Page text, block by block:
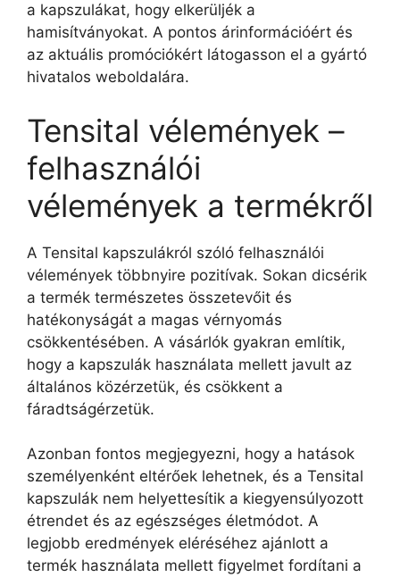
a kapszulákat, hogy elkerüljék a
hamisítványokat. A pontos árinformációért és
az aktuális promóciókért látogasson el a gyártó
hivatalos weboldalára.
Tensital vélemények –
felhasználói
vélemények a termékről
A Tensital kapszulákról szóló felhasználói
vélemények többnyire pozitívak. Sokan dicsérik
a termék természetes összetevőit és
hatékonyságát a magas vérnyomás
csökkentésében. A vásárlók gyakran említik,
hogy a kapszulák használata mellett javult az
általános közérzetük, és csökkent a
fáradtságérzetük.
Azonban fontos megjegyezni, hogy a hatások
személyenként eltérőek lehetnek, és a Tensital
kapszulák nem helyettesítik a kiegyensúlyozott
étrendet és az egészséges életmódot. A
legjobb eredmények eléréséhez ajánlott a
termék használata mellett figyelmet fordítani a